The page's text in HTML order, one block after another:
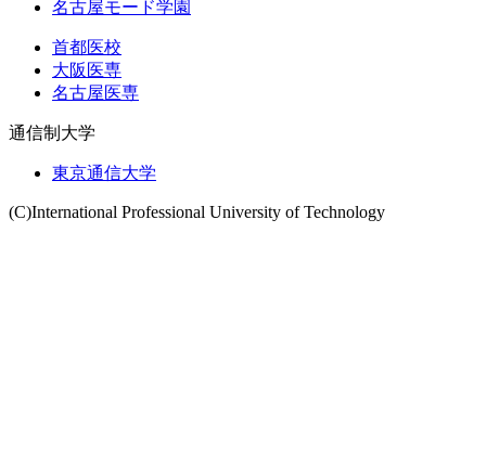
名古屋モード学園
首都医校
大阪医専
名古屋医専
通信制大学
東京通信大学
(C)International Professional University of Technology